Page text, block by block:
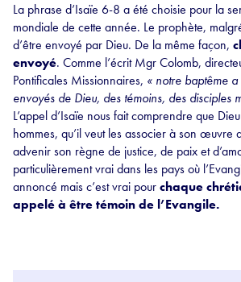
La phrase d’Isaïe 6-8 a été choisie pour la
mondiale de cette année. Le prophète,
d’être envoyé par Dieu. De la même façon,
envoyé. Comme l’écrit Mgr Colomb,
Pontificales Missionnaires, « notre baptême
envoyés de Dieu, des témoins, des disciples
L’appel d’Isaïe nous fait comprendre que
hommes, qu’il veut les associer à son œuvre
advenir son règne de justice, de paix et
particulièrement vrai dans les pays où
annoncé mais c’est vrai pourchaque
appelé à être témoin de l’Evangile.